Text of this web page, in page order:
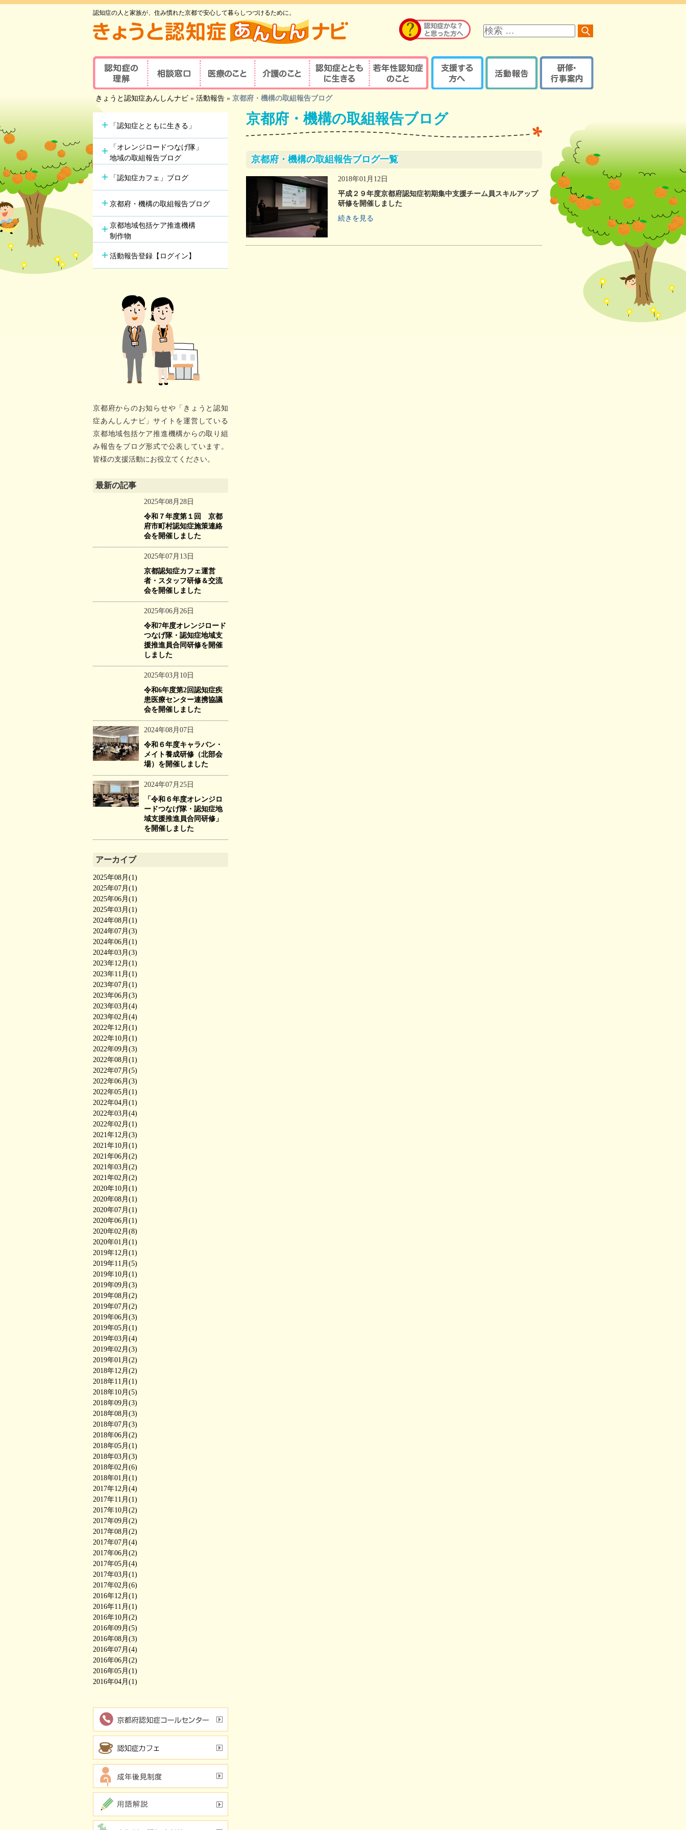
認知症の人と家族が、住み慣れた京都で安心して暮らしつづけるために。
イ
ト
索
認知症の理解
認知症とは
主な原因疾患
症状と対応方法
セルフチェックシート
相談窓口
京都府認知症
事業所
地域包括支援センター
認知症の方やその家族の
認知症初期集中支援
チーム
認知症高齢者等
行方不明時の早期発見
若年性認知症支援チーム
（おれんじブリッジ）
医療のこと
医療の重要性
認知症の診察・診療が
可能な医療機関を探す
認知症対応力向上研修
認知症疾患医療センター
学会が認定する専門医等
アルツハイマー型認知症
介護のこと
介護の重要性
介護サービス
認知症リンクワーカー
認知症とともに生
若年性認知症ならではの
諸問題
若年性認知症支援の
利用できる制度
ガイドブック
若年性認知症 京都
オレンジガイドブック
京都式認知症ケアパス
とは？
京都府・機構の取組報告研修・イベントなどの
登録【ログイン】
きょうと認知症あんしんナビ » 活動報告 » 京都府・機構の取組報告ブログ
京都府・機構の取組報告ブログ
京都府・機構の取組報告ブログ一覧
2018年01月12日
平成２９年度京都府認知症初期集中支援チーム員スキルアップ
研修を開催しました
続きを見る
「認知症とともに生きる」
「オレンジロードつなげ隊」
地域の取組報告ブログ
「認知症カフェ」ブログ
京都府・機構の取組報告ブログ
京都地域包括ケア推進機構
制作物
活動報告登録【ログイン】
京都府からのお知らせや「きょうと認知
症あんしんナビ」サイトを運営している
京都地域包括ケア推進機構からの取り組
み報告をブログ形式で公表しています。
皆様の支援活動にお役立てください。
最新の記事
2025年08月28日
令和７年度第１回 京都
府市町村認知症施策連絡
会を開催しました
2025年07月13日
京都認知症カフェ運営
者・スタッフ研修＆交流
会を開催しました
2025年06月26日
令和7年度オレンジロード
つなげ隊・認知症地域支
援推進員合同研修を開催
しました
2025年03月10日
令和6年度第2回認知症疾
患医療センター連携協議
会を開催しました
2024年08月07日
令和６年度キャラバン・
メイト養成研修（北部会
場）を開催しました
2024年07月25日
「令和６年度オレンジロ
ードつなげ隊・認知症地
域支援推進員合同研修」
を開催しました
アーカイブ
2025年08月(1)
2025年07月(1)
2025年06月(1)
2025年03月(1)
2024年08月(1)
2024年07月(3)
2024年06月(1)
2024年03月(3)
2023年12月(1)
2023年11月(1)
2023年07月(1)
2023年06月(3)
2023年03月(4)
2023年02月(4)
2022年12月(1)
2022年10月(1)
2022年09月(3)
2022年08月(1)
2022年07月(5)
2022年06月(3)
2022年05月(1)
2022年04月(1)
2022年03月(4)
2022年02月(1)
2021年12月(3)
2021年10月(1)
2021年06月(2)
2021年03月(2)
2021年02月(2)
2020年10月(1)
2020年08月(1)
2020年07月(1)
2020年06月(1)
2020年02月(8)
2020年01月(1)
2019年12月(1)
2019年11月(5)
2019年10月(1)
2019年09月(3)
2019年08月(2)
2019年07月(2)
2019年06月(3)
2019年05月(1)
2019年03月(4)
2019年02月(3)
2019年01月(2)
2018年12月(2)
2018年11月(1)
2018年10月(5)
2018年09月(3)
2018年08月(3)
2018年07月(3)
2018年06月(2)
2018年05月(1)
2018年03月(3)
2018年02月(6)
2018年01月(1)
2017年12月(4)
2017年11月(1)
2017年10月(2)
2017年09月(2)
2017年08月(2)
2017年07月(4)
2017年06月(2)
2017年05月(4)
2017年03月(1)
2017年02月(6)
2016年12月(1)
2016年11月(1)
2016年10月(2)
2016年09月(5)
2016年08月(3)
2016年07月(4)
2016年06月(2)
2016年05月(1)
2016年04月(1)